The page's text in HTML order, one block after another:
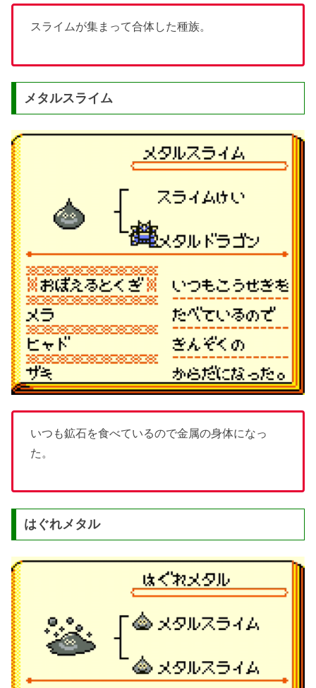
スライムが集まって合体した種族。
メタルスライム
いつも鉱石を食べているので金属の身体になっ
た。
はぐれメタル